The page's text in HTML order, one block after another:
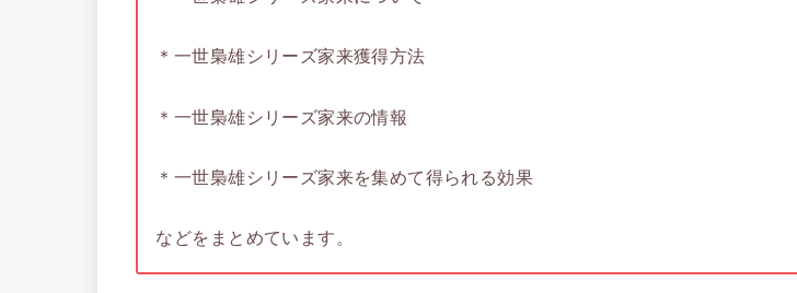
＊一世梟雄シリーズ家来獲得方法
＊一世梟雄シリーズ家来の情報
＊一世梟雄シリーズ家来を集めて得られる効果
などをまとめています。